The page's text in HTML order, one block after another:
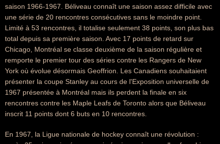
saison 1966-1967. Béliveau connaît une saison assez difficile avec
une série de 20 rencontres consécutives sans le moindre point.
Limité à 53 rencontres, il totalise seulement 38 points, son plus bas
total depuis sa première saison. Avec 17 points de retard sur
Chicago, Montréal se classe deuxième de la saison régulière et
remporte le premier tour des séries contre les Rangers de New
York où évolue désormais Geoffrion. Les Canadiens souhaitaient
présenter la coupe Stanley au cours de l'Exposition universelle de
1967 présentée à Montréal mais ils perdent la finale en six
rencontres contre les Maple Leafs de Toronto alors que Béliveau
inscrit 11 points dont 6 buts en 10 rencontres.
En 1967, la Ligue nationale de hockey connaît une révolution :